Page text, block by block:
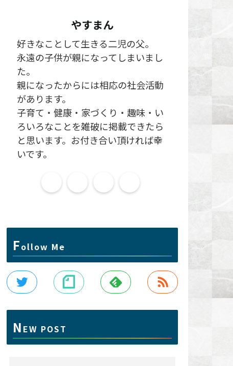
やすまん
好きなことして生きる二児の父。
永遠の子供が親になってしまいまし
た。
親になったからには相応の社会活動
があります。
子育て・健康・家づくり・趣味・い
ろいろなことを雑破に掲載できたら
と思います。お付き合い頂ければ幸
いです。
Follow Me
N EW POST